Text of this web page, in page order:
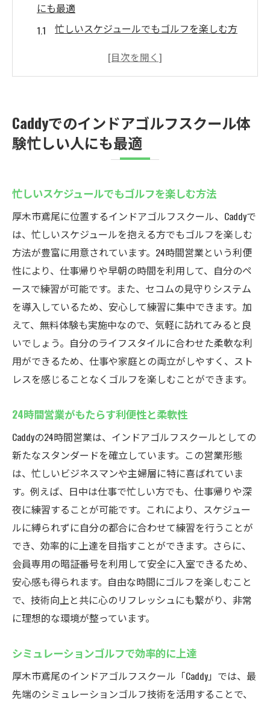
にも最適
忙しいスケジュールでもゴルフを楽しむ方
24時間営業がもたらす利便性と柔軟性
安全で安心な環境でゴルフを楽しもう
初心者でも安心して始められるサポート体
厚木市鳶尾Caddyの魅力24時間営業でゴルフ練習
夜間でも快適に練習できる環境
天候に左右されないゴルフの楽しさ
時間を有効活用した練習方法
仕事帰りに手軽に訪れることができる場所
厚木市鳶尾周辺でのアクセスの良さ
Caddyでのゴルフ練習がもたらすメリット
初心者必見Caddyの安心セコム見守りシステム
セコムの見守りで安心して通える練習場
安全対策が充実したインドアゴルフスクー
初心者でも安心のセキュリティシステム
親子でも安心して利用できる環境
防犯カメラがもたらす安心感
セコムの見守りが提供する信頼性
無料体験実施中Caddyでインドアゴルフ始めよう
初めての方でも気軽に体験できる理由
無料体験で実感するCaddyの素晴らしさ
インドアゴルフ入門に最適な環境
体験を通じて見つける自分に合った練習
まずは無料体験から始めるゴルフライフ
厚木市鳶尾でのゴルフデビューを応援
仕事後のリフレッシュに最適なインドアゴ
ルフ
Caddyでの練習がもたらすスキル向上
Caddyでのインドアゴルフスクール体
験忙しい人にも最適
忙しいスケジュールでもゴルフを楽しむ方法
厚木市鳶尾に位置するインドアゴルフスクール、Caddyで
は、忙しいスケジュールを抱える方でもゴルフを楽しむ
方法が豊富に用意されています。24時間営業という利便
性により、仕事帰りや早朝の時間を利用して、自分のペ
ースで練習が可能です。また、セコムの見守りシステム
を導入しているため、安心して練習に集中できます。加
えて、無料体験も実施中なので、気軽に訪れてみると良
いでしょう。自分のライフスタイルに合わせた柔軟な利
用ができるため、仕事や家庭との両立がしやすく、スト
レスを感じることなくゴルフを楽しむことができます。
24時間営業がもたらす利便性と柔軟性
Caddyの24時間営業は、インドアゴルフスクールとしての
新たなスタンダードを確立しています。この営業形態
は、忙しいビジネスマンや主婦層に特に喜ばれていま
す。例えば、日中は仕事で忙しい方でも、仕事帰りや深
夜に練習することが可能です。これにより、スケジュー
ルに縛られずに自分の都合に合わせて練習を行うことが
でき、効率的に上達を目指すことができます。さらに、
会員専用の暗証番号を利用して安全に入室できるため、
安心感も得られます。自由な時間にゴルフを楽しむこと
で、技術向上と共に心のリフレッシュにも繋がり、非常
に理想的な環境が整っています。
シミュレーションゴルフで効率的に上達
厚木市鳶尾のインドアゴルフスクール「Caddy」では、最
先端のシミュレーションゴルフ技術を活用することで、